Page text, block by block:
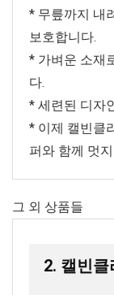
* 무릎까지 내
보호합니다.
* 가벼운 소재
다.
* 세련된 디자
* 이제 캘빈클
퍼와 함께 멋
그 외 상품들
2. 캘빈